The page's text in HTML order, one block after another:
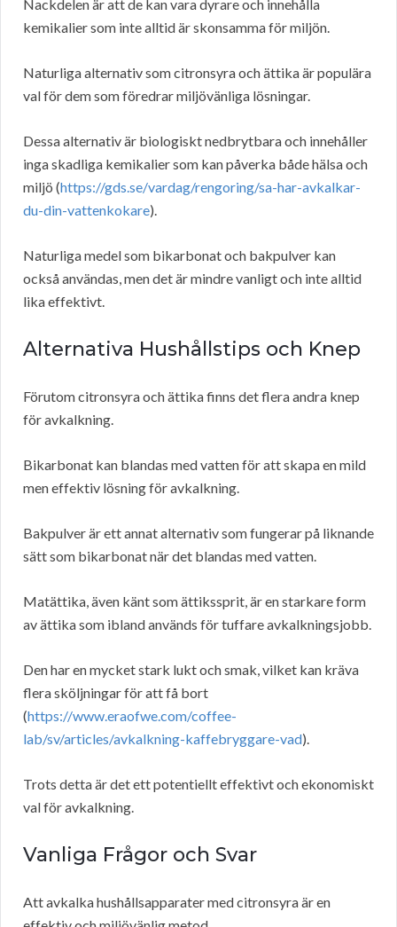
Nackdelen är att de kan vara dyrare och innehålla
kemikalier som inte alltid är skonsamma för miljön.
Naturliga alternativ som citronsyra och ättika är populära
val för dem som föredrar miljövänliga lösningar.
Dessa alternativ är biologiskt nedbrytbara och innehåller
inga skadliga kemikalier som kan påverka både hälsa och
miljö (https://gds.se/vardag/rengoring/sa-har-avkalkar-
du-din-vattenkokare).
Naturliga medel som bikarbonat och bakpulver kan
också användas, men det är mindre vanligt och inte alltid
lika effektivt.
Alternativa Hushållstips och Knep
Förutom citronsyra och ättika finns det flera andra knep
för avkalkning.
Bikarbonat kan blandas med vatten för att skapa en mild
men effektiv lösning för avkalkning.
Bakpulver är ett annat alternativ som fungerar på liknande
sätt som bikarbonat när det blandas med vatten.
Matättika, även känt som ättikssprit, är en starkare form
av ättika som ibland används för tuffare avkalkningsjobb.
Den har en mycket stark lukt och smak, vilket kan kräva
flera sköljningar för att få bort
(https://www.eraofwe.com/coffee-
lab/sv/articles/avkalkning-kaffebryggare-vad).
Trots detta är det ett potentiellt effektivt och ekonomiskt
val för avkalkning.
Vanliga Frågor och Svar
Att avkalka hushållsapparater med citronsyra är en